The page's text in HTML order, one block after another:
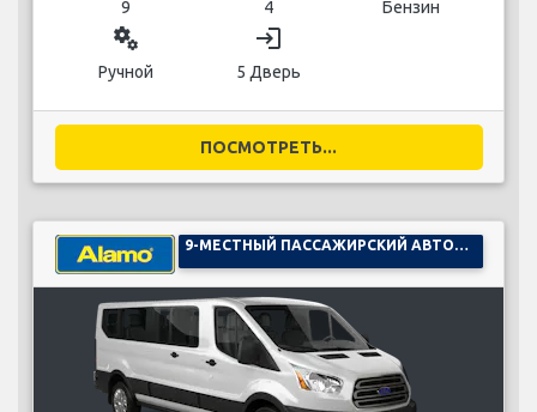
9 4 Бензин
miscellaneous_services
Ручной
login
5 Дверь
ПОСМОТРЕТЬ...